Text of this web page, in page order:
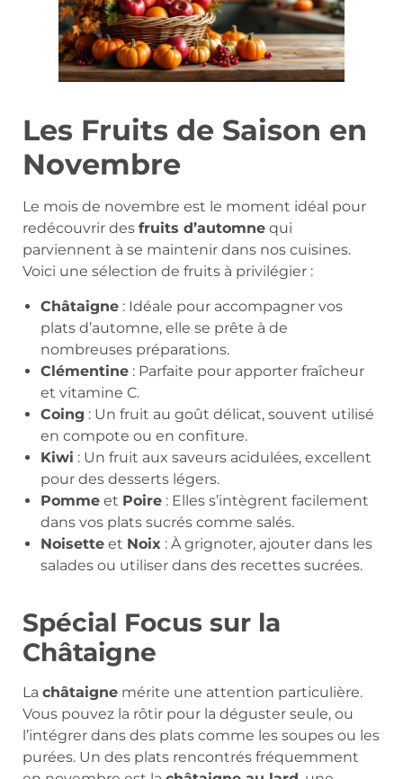
Les Fruits de Saison en
Novembre
Le mois de novembre est le moment idéal pour
redécouvrir des fruits d’automne qui
parviennent à se maintenir dans nos cuisines.
Voici une sélection de fruits à privilégier :
Châtaigne : Idéale pour accompagner vos
plats d’automne, elle se prête à de
nombreuses préparations.
Clémentine : Parfaite pour apporter fraîcheur
et vitamine C.
Coing : Un fruit au goût délicat, souvent utilisé
en compote ou en confiture.
Kiwi : Un fruit aux saveurs acidulées, excellent
pour des desserts légers.
Pomme et Poire : Elles s’intègrent facilement
dans vos plats sucrés comme salés.
Noisette et Noix : À grignoter, ajouter dans les
salades ou utiliser dans des recettes sucrées.
Spécial Focus sur la
Châtaigne
La châtaigne mérite une attention particulière.
Vous pouvez la rôtir pour la déguster seule, ou
l’intégrer dans des plats comme les soupes ou les
purées. Un des plats rencontrés fréquemment